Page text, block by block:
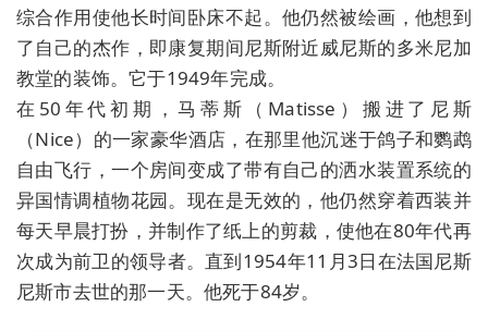
综合作用使他长时间卧床不起。他仍然被绘画，他想到
了自己的杰作，即康复期间尼斯附近威尼斯的多米尼加
教堂的装饰。它于1949年完成。
在50年代初期，马蒂斯（Matisse）搬进了尼斯
（Nice）的一家豪华酒店，在那里他沉迷于鸽子和鹦鹉
自由飞行，一个房间变成了带有自己的洒水装置系统的
异国情调植物花园。现在是无效的，他仍然穿着西装并
每天早晨打扮，并制作了纸上的剪裁，使他在80年代再
次成为前卫的领导者。直到1954年11月3日在法国尼斯
尼斯市去世的那一天。他死于84岁。